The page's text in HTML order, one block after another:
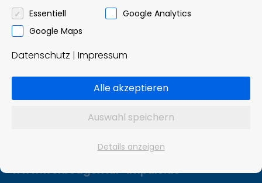
Omnibusbetrieb und Reisebüro
Ziddelrasen 8
99830 Treffurt
Tel.: 036923 / 8 02 91
info@foerst-reisen.de
Impuls Werbeagentur, Hannover
www.werbeagentur-impuls.de
Essentiell
Google Analytics
Google Maps
Datenschutz | Impressum
Alle akzeptieren
Auswahl speichern
Details anzeigen